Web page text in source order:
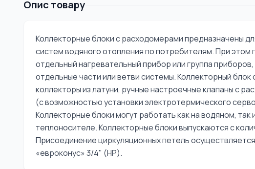
Опис товару
Коллекторные блоки с расходомерами предназначены
систем водяного отопления по потребителям. При
отдельный нагревательный прибор или группа
отдельные части или ветви системы. Коллекторный
коллекторы из латуни, ручные настроечные клапаны c
(с возможностью установки электротермического
Коллекторные блоки могут работать как на водяном,
теплоносителе. Коллекторные блоки выпускаются с
Присоединение циркуляционных петель
«евроконус» 3/4" (НР).